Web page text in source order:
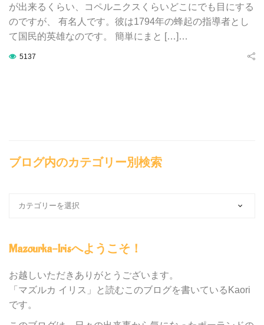
が出来るくらい、コペルニクスくらいどこにでも目にする
のですが、 有名人です。彼は1794年の蜂起の指導者とし
て国民的英雄なのです。 簡単にまと […]…
5137
ブログ内のカテゴリー別検索
の
テ
ゴ
ー
別
Mazourka-Irisへようこそ！
お越しいただきありがとうございます。
「マズルカ イリス」と読むこのブログを書いているKaori
です。